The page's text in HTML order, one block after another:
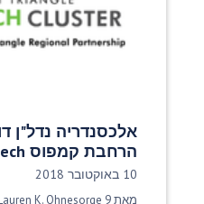
אלכסנדריה נדל"ן
הרחבת קמפוס Agtech ב-RTP
תאריך פרסום:
10 באוקטובר 2018